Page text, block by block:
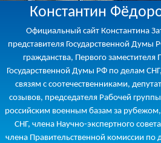
Константин
Официальный сайт Константина
представителя Государственной
гражданства, Первого заместителя
Государственной Думы РФ по делам
связям с соотечественниками,
созывов, председателя Рабочей
российским военным базам за рубежом,
СНГ, члена Научно-экспертного
члена Правительственной комиссии по